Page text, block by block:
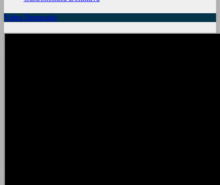
Video Destacado